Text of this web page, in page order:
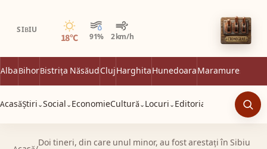
SIBIU
18°C 91% 2 km/h
Senin
AlbaBihorBistrița NăsăudClujHarghitaHunedoaraMaramureș
AcasăȘtiri ⌄Social ⌄ EconomieCultură ⌄ Locuri ⌄ Editorial
Doi tineri, din care unul minor, au fost arestați în Sibiu